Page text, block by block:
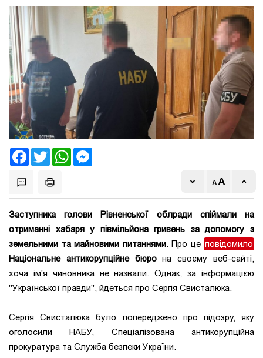
FacebookTwitter WhatsApp
Заступника голови Рівненської облради спіймали на
отриманні хабаря у півмільйона гривень за допомогу з
земельними та майновими питаннями. Про це повідомило
Національне антикорупційне бюрона своєму веб-сайті,
хоча ім'я чиновника не назвали. Однак, за інформацією
"Української правди", йдеться про Сергія Свисталюка.
Сергія Свисталюка було попереджено про підозру, яку
оголосили НАБУ, Спеціалізована антикорупційна
прокуратура та Служба безпеки України.